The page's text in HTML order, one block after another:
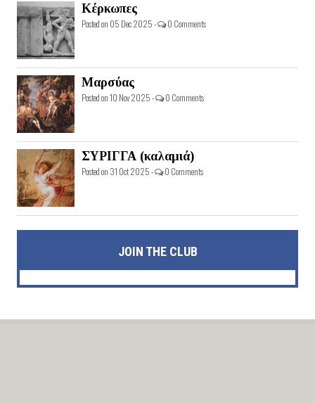
Κέρκωπες
Posted on 05 Dec 2025 - 0 Comments
Μαρσύας
Posted on 10 Nov 2025 - 0 Comments
ΣΥΡΙΓΓΑ (καλαμιά)
Posted on 31 Oct 2025 - 0 Comments
JOIN THE CLUB